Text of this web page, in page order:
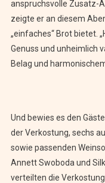
anspruchsvolle Zusatz-
zeigte er an diesem
„einfaches“ Brot bietet.
Genuss und unheimlich
Belag und
Und bewies es den
der Verkostung, sechs
sowie passenden
Annett Swoboda und
verteilten die